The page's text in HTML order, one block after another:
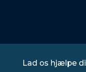
Lad os hjælpe